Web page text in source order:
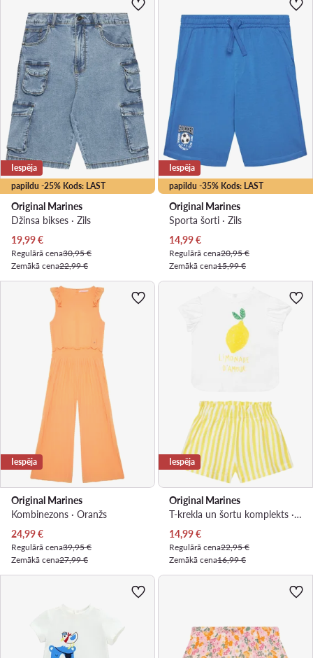
papildu -25% Kods: LAST
Iespēja
Original Marines
Džinsa bikses · Zils
Pašreizējā cena
19,99€
Regulārā cena30,95 €
Zemākā cena22,99 €
papildu -35% Kods: LAST
Iespēja
Original Marines
Sporta šorti · Zils
Pašreizējā cena
14,99€
Regulārā cena20,95 €
Zemākā cena15,99 €
Iespēja
Original Marines
Kombinezons · Oranžs
Pašreizējā cena
24,99€
Regulārā cena39,95 €
Zemākā cena27,99 €
Iespēja
Original Marines
T-krekla un šortu komplekts · Dzeltens
Pašreizējā cena
14,99€
Regulārā cena22,95 €
Zemākā cena16,99 €